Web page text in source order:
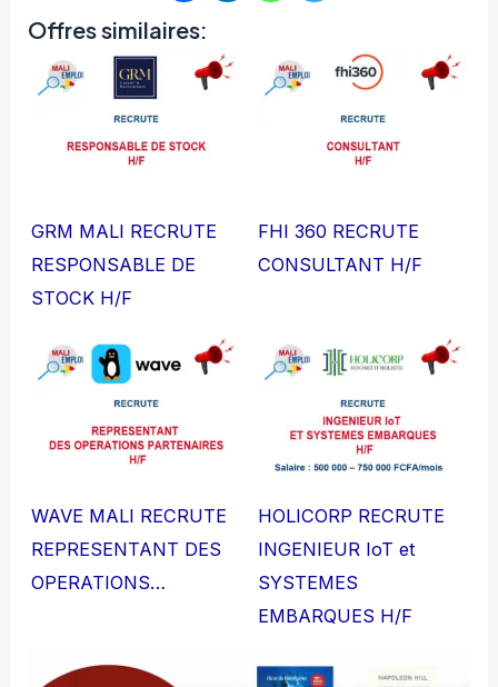
Offres similaires:
GRM MALI RECRUTE
RESPONSABLE DE
STOCK H/F
FHI 360 RECRUTE
CONSULTANT H/F
WAVE MALI RECRUTE
REPRESENTANT DES
OPERATIONS…
HOLICORP RECRUTE
INGENIEUR IoT et
SYSTEMES
EMBARQUES H/F